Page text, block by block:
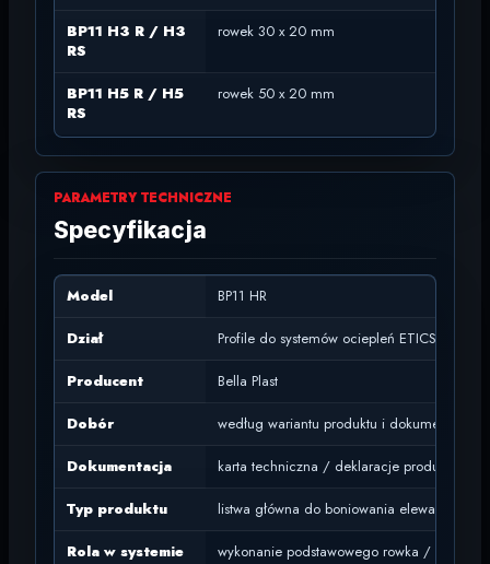
BP11 H3 R / H3
RS
rowek 30 x 20 mm
BP11 H5 R / H5
RS
rowek 50 x 20 mm
PARAMETRY TECHNICZNE
Specyfikacja
Model BP11 HR
Dział Profile do systemów ociepleń ETICS
Producent Bella Plast
Dobór według wariantu produktu i dokumentacji
Dokumentacja karta techniczna / deklaracje producenta
Typ produktu listwa główna do boniowania elewacji
Rola w systemie wykonanie podstawowego rowka /